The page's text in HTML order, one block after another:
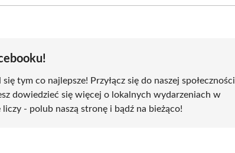
tym co najlepsze! Przyłącz się do naszej społeczności
dowiedzieć się więcej o lokalnych wydarzeniach w
- polub naszą stronę i bądź na bieżąco!